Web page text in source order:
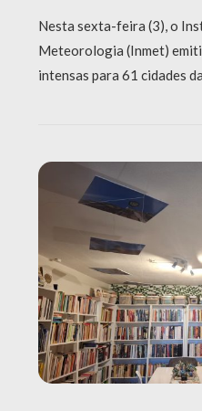
Nesta sexta-feira (3), o
Meteorologia (Inmet)
intensas para 61 cidades